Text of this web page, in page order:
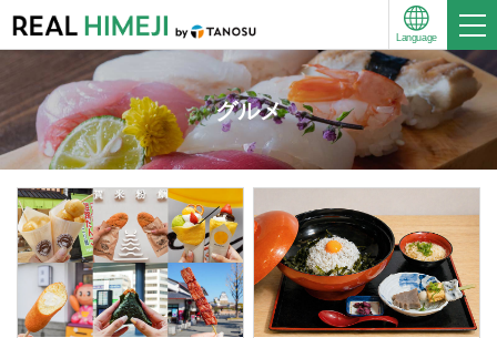
Language
グルメ